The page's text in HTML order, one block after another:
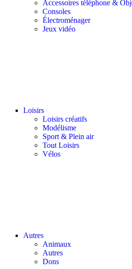
Accessoires téléphone &
Consoles
Électroménager
Jeux vidéo
Loisirs
Loisirs créatifs
Modélisme
Sport & Plein air
Tout Loisirs
Vélos
Autres
Animaux
Autres
Dons